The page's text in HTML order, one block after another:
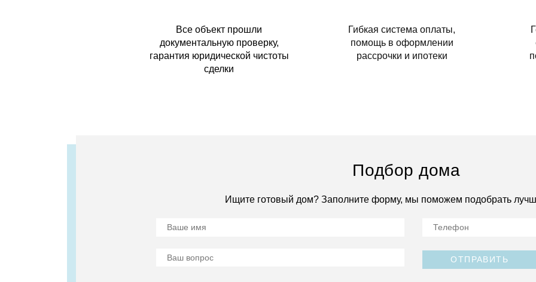
Все объект прошли
документальную проверку,
гарантия юридической чистоты
сделки
Гибкая система оплаты,
помощь в оформлении
рассрочки и ипотеки
Подбор дома
Ищите готовый дом? Заполните форму, мы поможем подобрать
ОТПРАВИТЬ